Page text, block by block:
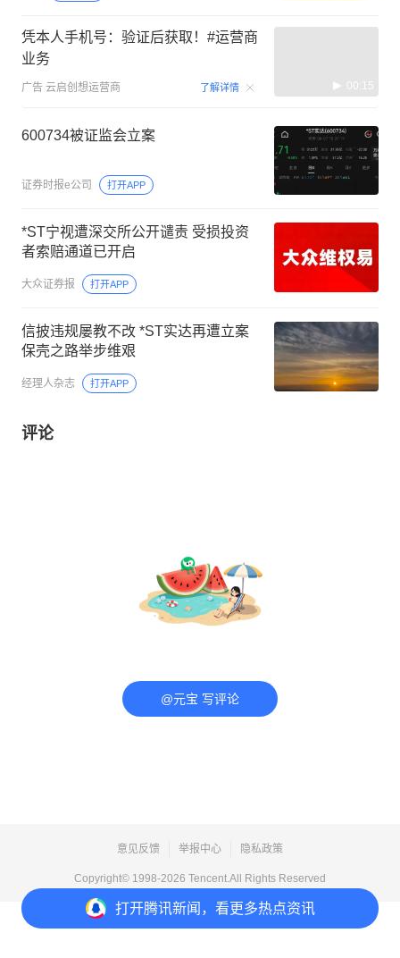
打开腾讯新闻，看更多热点资讯
凭本人手机号：验证后获取！#运营商
业务
广告 云启创想运营商 了解详情 00:15
600734被证监会立案
证券时报e公司 打开APP
*ST宁视遭深交所公开谴责 受损投资
者索赔通道已开启
大众证券报 打开APP
信披违规屡教不改 *ST实达再遭立案
保壳之路举步维艰
经理人杂志 打开APP
评论
@元宝 写评论
意见反馈 举报中心 隐私政策
Copyright© 1998-2026 Tencent.All Rights Reserved